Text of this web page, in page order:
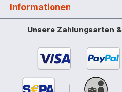
Informationen
Unsere Zahlungsarten